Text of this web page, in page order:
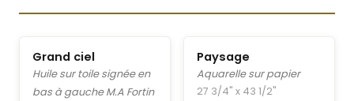
Grand ciel
Huile sur toile signée en
bas à gauche M.A Fortin
Paysage
Aquarelle sur papier
27 3/4" x 43 1/2"